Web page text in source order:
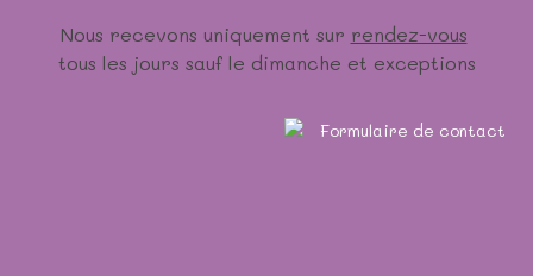
Nous recevons uniquement sur rendez-vous
tous les jours sauf le dimanche et exceptions